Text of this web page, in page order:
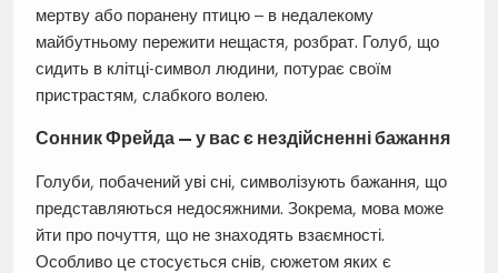
мертву або поранену птицю – в недалекому
майбутньому пережити нещастя, розбрат. Голуб, що
сидить в клітці-символ людини, потурає своїм
пристрастям, слабкого волею.
Сонник Фрейда — у вас є нездійсненні бажання
Голуби, побачений уві сні, символізують бажання, що
представляються недосяжними. Зокрема, мова може
йти про почуття, що не знаходять взаємності.
Особливо це стосується снів, сюжетом яких є